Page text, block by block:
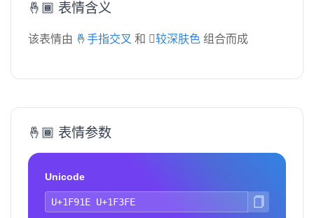
🤞🏾 表情含义
该表情由 🤞手指交叉 和🏾较深肤色 组合而成
🤞🏾 表情参数
Unicode